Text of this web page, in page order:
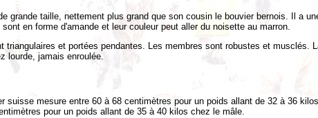
grande taille, nettement plus grand que son cousin le bouvier bernois. Il a
en forme d'amande et leur couleur peut aller du noisette au marron.
triangulaires et portées pendantes. Les membres sont robustes et musclés.
lourde, jamais enroulée.
suisse mesure entre 60 à 68 centimètres pour un poids allant de 32 à 36
pour un poids allant de 35 à 40 kilos chez le mâle.